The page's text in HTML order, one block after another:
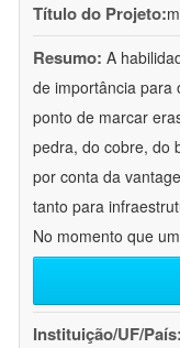
Título do Projeto:
Resumo: A
de importância para
ponto de marcar
pedra, do cobre, do
por conta da
tanto para
No momento que
Instituição/UF/País: